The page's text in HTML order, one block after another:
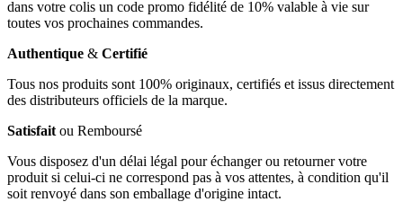
dans votre colis un code promo fidélité de 10% valable à vie sur
toutes vos prochaines commandes.
Authentique & Certifié
Tous nos produits sont 100% originaux, certifiés et issus directement
des distributeurs officiels de la marque.
Satisfait ou Remboursé
Vous disposez d'un délai légal pour échanger ou retourner votre
produit si celui-ci ne correspond pas à vos attentes, à condition qu'il
soit renvoyé dans son emballage d'origine intact.